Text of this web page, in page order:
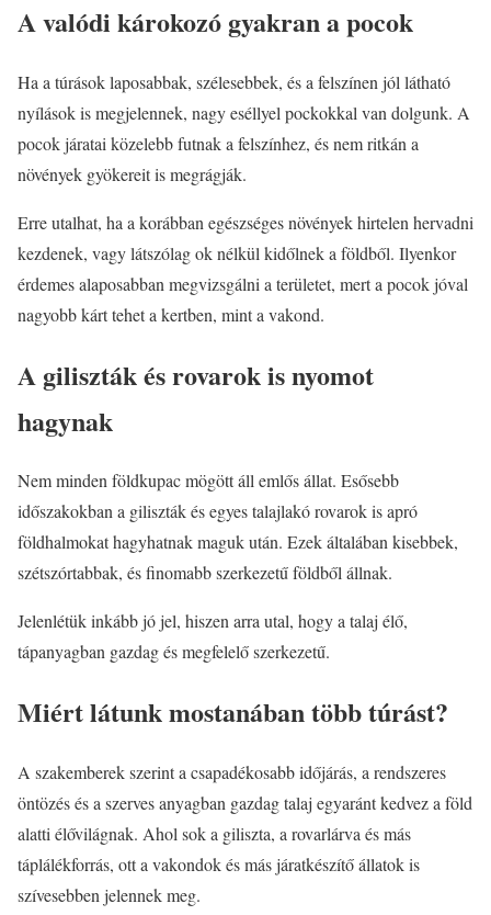
A valódi károkozó gyakran a pocok
Ha a túrások laposabbak, szélesebbek, és a felszínen jól látható
nyílások is megjelennek, nagy eséllyel pockokkal van dolgunk. A
pocok járatai közelebb futnak a felszínhez, és nem ritkán a
növények gyökereit is megrágják.
Erre utalhat, ha a korábban egészséges növények hirtelen hervadni
kezdenek, vagy látszólag ok nélkül kidőlnek a földből. Ilyenkor
érdemes alaposabban megvizsgálni a területet, mert a pocok jóval
nagyobb kárt tehet a kertben, mint a vakond.
A giliszták és rovarok is nyomot
hagynak
Nem minden földkupac mögött áll emlős állat. Esősebb
időszakokban a giliszták és egyes talajlakó rovarok is apró
földhalmokat hagyhatnak maguk után. Ezek általában kisebbek,
szétszórtabbak, és finomabb szerkezetű földből állnak.
Jelenlétük inkább jó jel, hiszen arra utal, hogy a talaj élő,
tápanyagban gazdag és megfelelő szerkezetű.
Miért látunk mostanában több túrást?
A szakemberek szerint a csapadékosabb időjárás, a rendszeres
öntözés és a szerves anyagban gazdag talaj egyaránt kedvez a föld
alatti élővilágnak. Ahol sok a giliszta, a rovarlárva és más
táplálékforrás, ott a vakondok és más járatkészítő állatok is
szívesebben jelennek meg.